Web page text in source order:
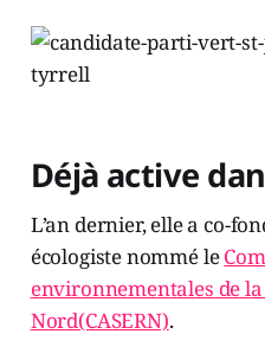
Déjà active
L’an dernier, elle a co-
écologiste nommé le
environnementales de
Nord(CASERN).